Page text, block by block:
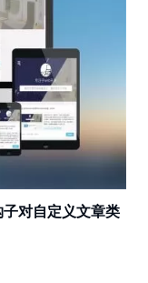
对自定义文章类